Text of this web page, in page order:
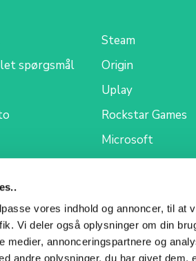
vores indhold og annoncer, til at
Vi deler også oplysninger om din
medier, annonceringspartnere og
andre oplysninger, du har givet dem,
spørgsmål
Steam
Origin
Uplay
Rockstar Games
Microsoft